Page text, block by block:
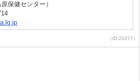
保健センター）
（ID:20277）